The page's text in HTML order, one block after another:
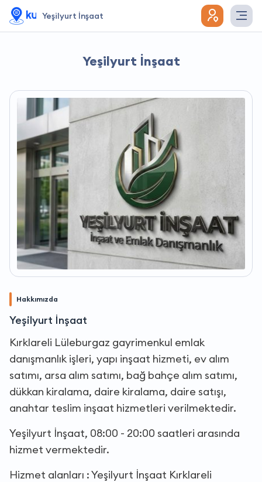
Yeşilyurt İnşaat
Yeşilyurt İnşaat
Hakkımızda
Yeşilyurt İnşaat
Kırklareli Lüleburgaz gayrimenkul emlak
danışmanlık işleri, yapı inşaat hizmeti, ev alım
satımı, arsa alım satımı, bağ bahçe alım satımı,
dükkan kiralama, daire kiralama, daire satışı,
anahtar teslim inşaat hizmetleri verilmektedir.
Yeşilyurt İnşaat, 08:00 - 20:00 saatleri arasında
hizmet vermektedir.
Hizmet alanları : Yeşilyurt İnşaat Kırklareli